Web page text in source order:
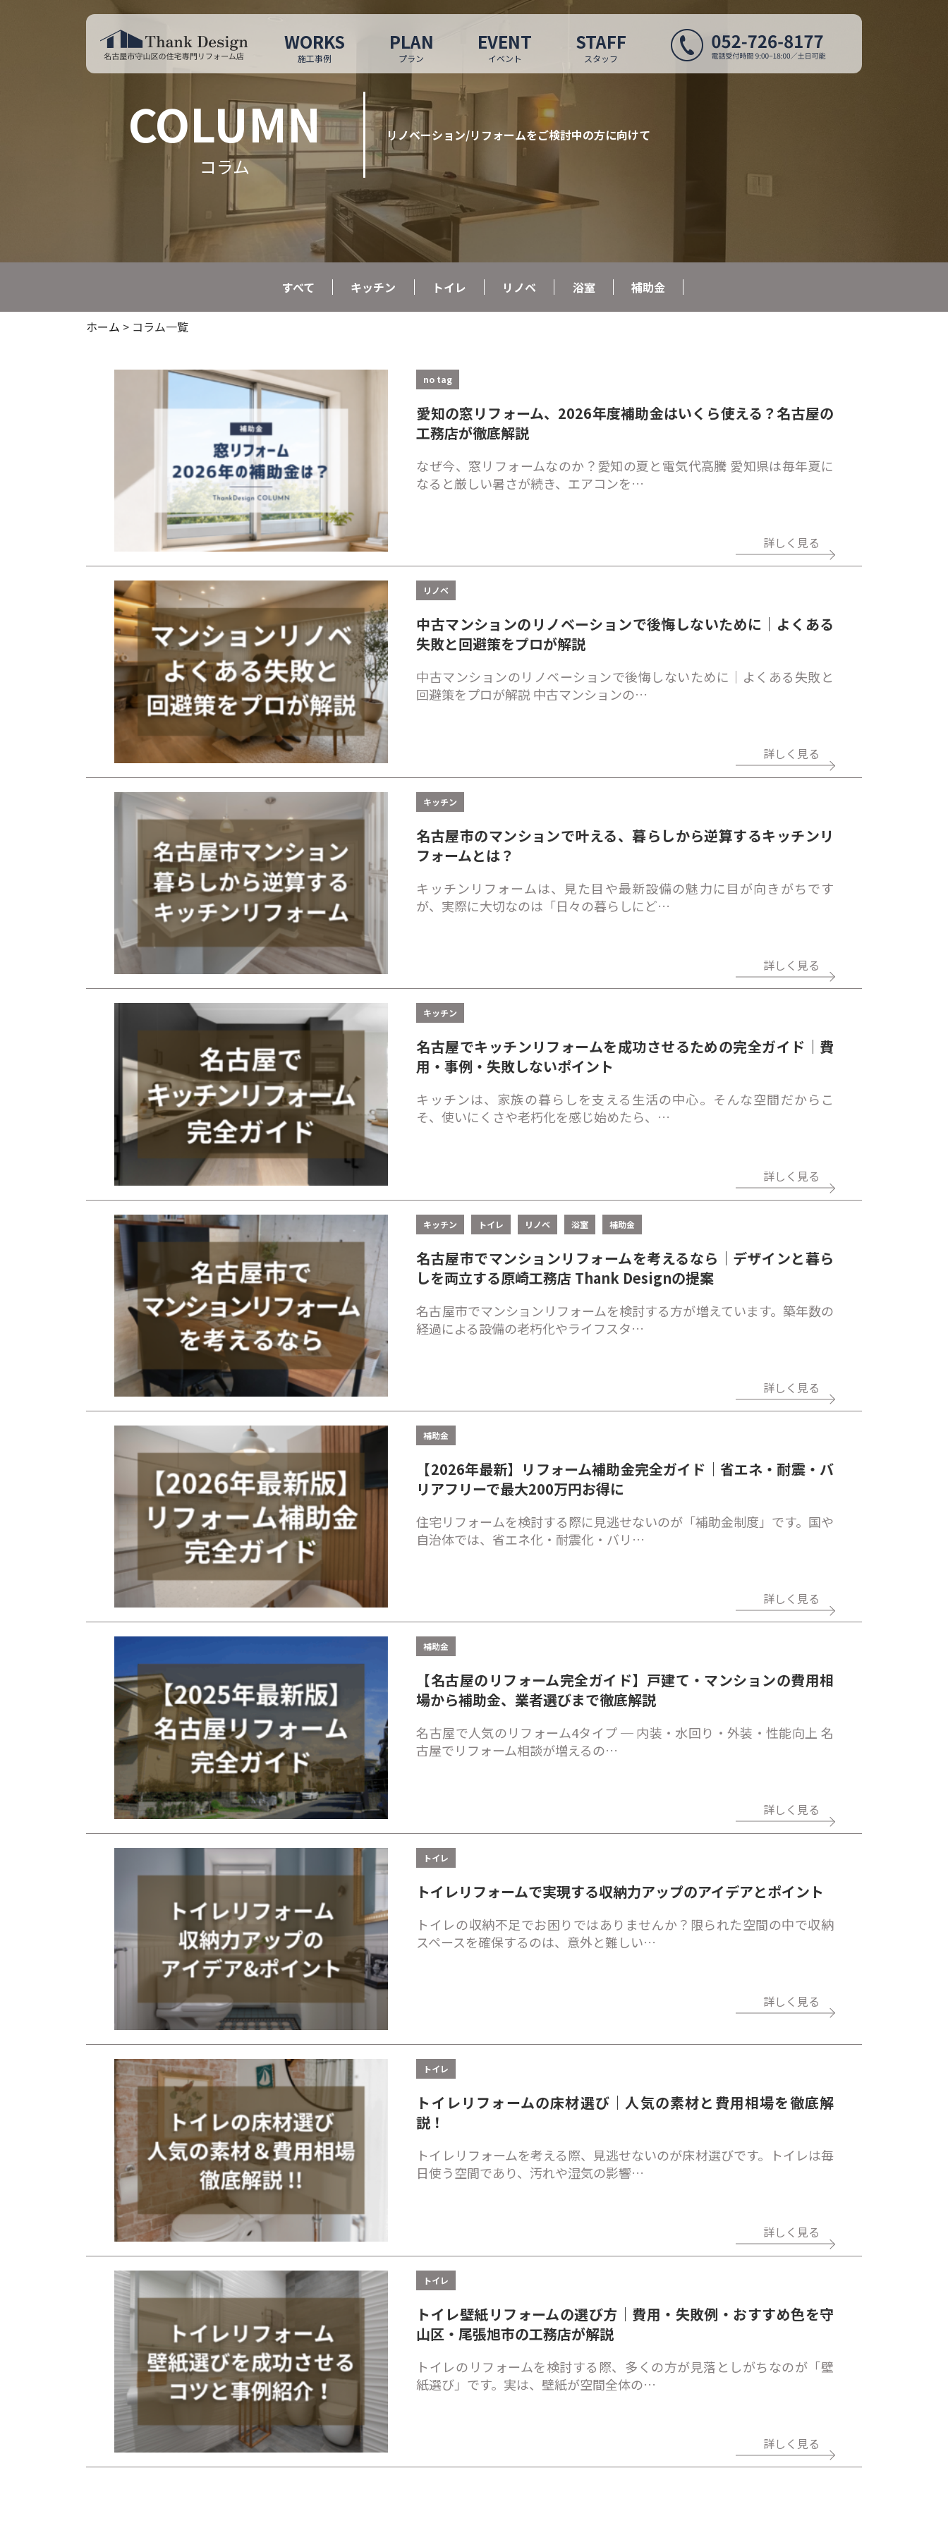
WORKS
施工事例
PLAN
プラン
EVENT
イベント
STAFF
スタッフ
COLUMN
コラム
リノベーション/リフォームをご検討中の方に向けて
すべて キッチン トイレ リノベ 浴室 補助金
ホーム > コラム一覧
no tag
愛知の窓リフォーム、2026年度補助金はいくら使える？名古屋の
工務店が徹底解説
なぜ今、窓リフォームなのか？愛知の夏と電気代高騰 愛知県は毎年夏に
なると厳しい暑さが続き、エアコンを…
詳しく見る
リノベ
中古マンションのリノベーションで後悔しないために｜よくある
失敗と回避策をプロが解説
中古マンションのリノベーションで後悔しないために｜よくある失敗と
回避策をプロが解説 中古マンションの…
詳しく見る
キッチン
名古屋市のマンションで叶える、暮らしから逆算するキッチンリ
フォームとは？
キッチンリフォームは、見た目や最新設備の魅力に目が向きがちです
が、実際に大切なのは「日々の暮らしにど…
詳しく見る
キッチン
名古屋でキッチンリフォームを成功させるための完全ガイド｜費
用・事例・失敗しないポイント
キッチンは、家族の暮らしを支える生活の中心。そんな空間だからこ
そ、使いにくさや老朽化を感じ始めたら、…
詳しく見る
キッチン トイレ リノベ 浴室 補助金
名古屋市でマンションリフォームを考えるなら｜デザインと暮ら
しを両立する原崎工務店 Thank Designの提案
名古屋市でマンションリフォームを検討する方が増えています。築年数の
経過による設備の老朽化やライフスタ…
詳しく見る
補助金
【2026年最新】リフォーム補助金完全ガイド｜省エネ・耐震・バ
リアフリーで最大200万円お得に
住宅リフォームを検討する際に見逃せないのが「補助金制度」です。国や
自治体では、省エネ化・耐震化・バリ…
詳しく見る
補助金
【名古屋のリフォーム完全ガイド】戸建て・マンションの費用相
場から補助金、業者選びまで徹底解説
名古屋で人気のリフォーム4タイプ ─ 内装・水回り・外装・性能向上 名
古屋でリフォーム相談が増えるの…
詳しく見る
トイレ
トイレリフォームで実現する収納力アップのアイデアとポイント
トイレの収納不足でお困りではありませんか？限られた空間の中で収納
スペースを確保するのは、意外と難しい…
詳しく見る
トイレ
トイレリフォームの床材選び｜人気の素材と費用相場を徹底解
説！
トイレリフォームを考える際、見逃せないのが床材選びです。トイレは毎
日使う空間であり、汚れや湿気の影響…
詳しく見る
トイレ
トイレ壁紙リフォームの選び方｜費用・失敗例・おすすめ色を守
山区・尾張旭市の工務店が解説
トイレのリフォームを検討する際、多くの方が見落としがちなのが「壁
紙選び」です。実は、壁紙が空間全体の…
詳しく見る